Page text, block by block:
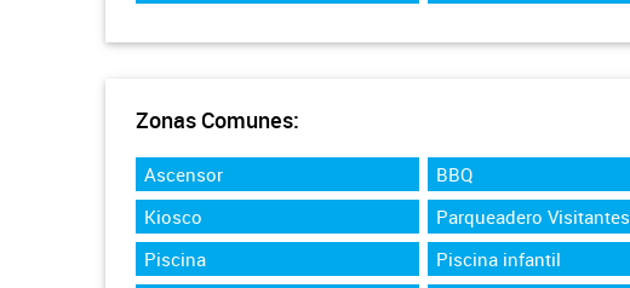
Zonas Comunes:
Ascensor BBQ
Kiosco
Parqueadero Visitantes
Piscina
Piscina infantil